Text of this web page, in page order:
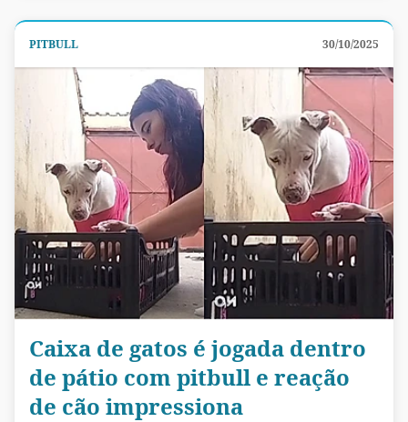
PITBULL 30/10/2025
Caixa de gatos é jogada dentro
de pátio com pitbull e reação
de cão impressiona